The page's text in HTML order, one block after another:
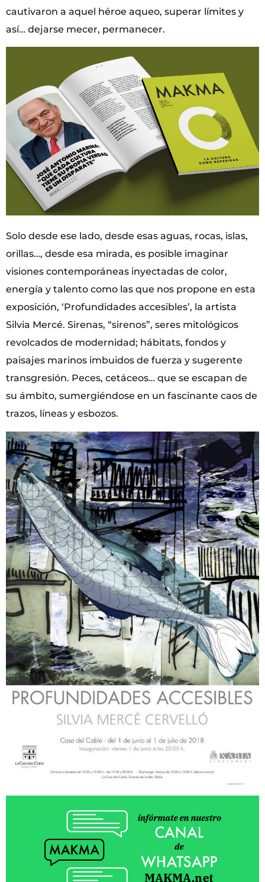
cautivaron a aquel héroe aqueo, superar límites y
así… dejarse mecer, permanecer.
Solo desde ese lado, desde esas aguas, rocas, islas,
orillas…, desde esa mirada, es posible imaginar
visiones contemporáneas inyectadas de color,
energía y talento como las que nos propone en esta
exposición, ‘Profundidades accesibles’, la artista
Silvia Mercé. Sirenas, “sirenos”, seres mitológicos
revolcados de modernidad; hábitats, fondos y
paisajes marinos imbuidos de fuerza y sugerente
transgresión. Peces, cetáceos… que se escapan de
su ámbito, sumergiéndose en un fascinante caos de
trazos, líneas y esbozos.